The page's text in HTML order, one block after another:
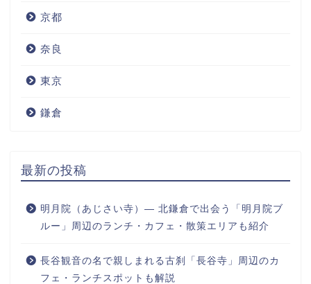
京都
奈良
東京
鎌倉
最新の投稿
明月院（あじさい寺）― 北鎌倉で出会う「明月院ブ
ルー」周辺のランチ・カフェ・散策エリアも紹介
長谷観音の名で親しまれる古刹「長谷寺」周辺のカ
フェ・ランチスポットも解説